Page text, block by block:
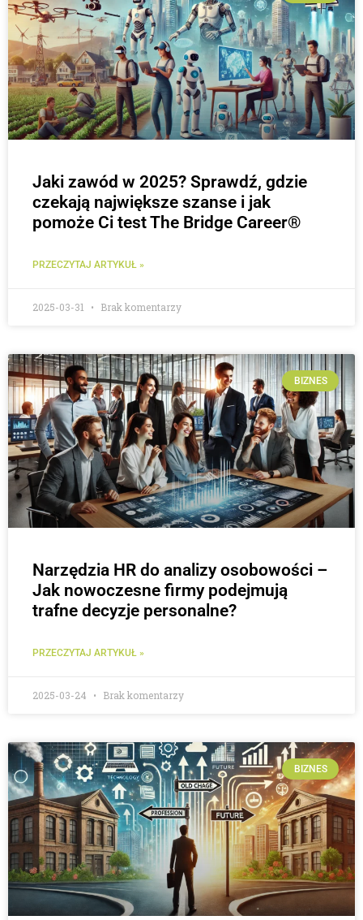
Jaki zawód w 2025? Sprawdź, gdzie
czekają największe szanse i jak
pomoże Ci test The Bridge Career®
PRZECZYTAJ ARTYKUŁ »
2025-03-31 Brak komentarzy
BIZNES
Narzędzia HR do analizy osobowości –
Jak nowoczesne firmy podejmują
trafne decyzje personalne?
PRZECZYTAJ ARTYKUŁ »
2025-03-24 Brak komentarzy
BIZNES